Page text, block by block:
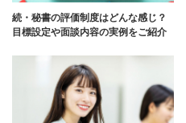
続・秘書の評価制度はどんな感じ？
目標設定や面談内容の実例をご紹介